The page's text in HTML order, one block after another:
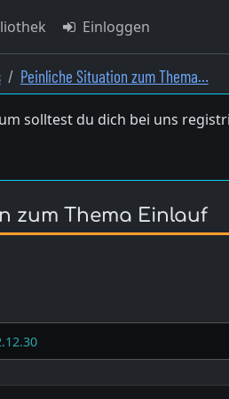
Einloggen
Peinliche Situation zum Thema…
solltest du dich bei uns
zum Thema Einlauf